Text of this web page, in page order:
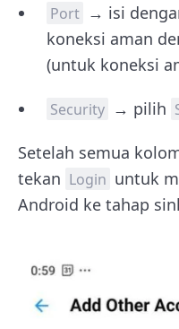
Port → isi
koneksi aman
(untuk koneksi
Security → pilih
Setelah semua
tekan Login untuk
Android ke tahap